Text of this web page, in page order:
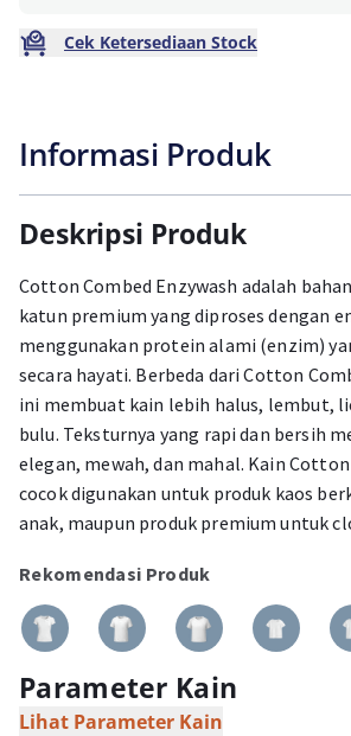
Cek Ketersediaan Stock
Informasi Produk
Deskripsi Produk
Cotton Combed Enzywash adalah
katun premium yang diproses dengan
menggunakan protein alami (enzim)
secara hayati. Berbeda dari Cotton
ini membuat kain lebih halus, lembut,
bulu. Teksturnya yang rapi dan bersih
elegan, mewah, dan mahal. Kain
cocok digunakan untuk produk kaos
anak, maupun produk premium untuk
Rekomendasi Produk
Parameter Kain
Lihat Parameter Kain